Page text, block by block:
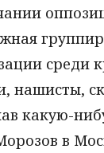
среди
нашисты,
какую-
в